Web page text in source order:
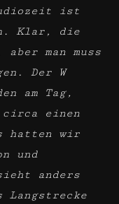
ist
Klar, die
man muss
Der W
am Tag,
circa einen
hatten wir
und
anders